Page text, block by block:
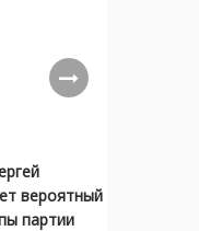
вероятный
партии